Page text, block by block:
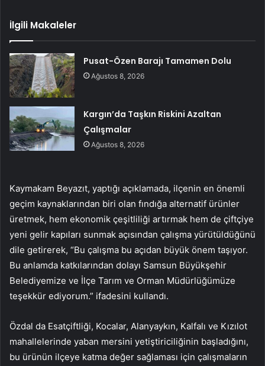
İlgili Makaleler
Pusat-Özen Barajı Tamamen Dolu
Ağustos 8, 2026
Kargın’da Taşkın Riskini Azaltan
Çalışmalar
Ağustos 8, 2026
Kaymakam Beyazıt, yaptığı açıklamada, ilçenin en önemli
geçim kaynaklarından biri olan fındığa alternatif ürünler
üretmek, hem ekonomik çeşitliliği artırmak hem de çiftçiye
yeni gelir kapıları sunmak açısından çalışma yürütüldüğünü
dile getirerek, “Bu çalışma bu açıdan büyük önem taşıyor.
Bu anlamda katkılarından dolayı Samsun Büyükşehir
Belediyemize ve İlçe Tarım ve Orman Müdürlüğümüze
teşekkür ediyorum.” ifadesini kullandı.
Özdal da Esatçiftliği, Kocalar, Alanyaykın, Kalfalı ve Kızılot
mahallelerinde yaban mersini yetiştiriciliğinin başladığını,
bu ürünün ilçeye katma değer sağlaması için çalışmaların